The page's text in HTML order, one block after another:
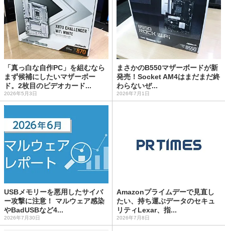
「真っ白な自作PC」を組むなら
まず候補にしたいマザーボー
ド。2枚目のビデオカード...
2026年5月3日
まさかのB550マザーボードが新
発売！Socket AM4はまだまだ終
わらないぜ...
2026年7月1日
USBメモリーを悪用したサイバ
ー攻撃に注意！ マルウェア感染
やBadUSBなど4...
2026年7月30日
Amazonプライムデーで見直し
たい、持ち運ぶデータのセキュ
リティLexar、指...
2026年7月8日